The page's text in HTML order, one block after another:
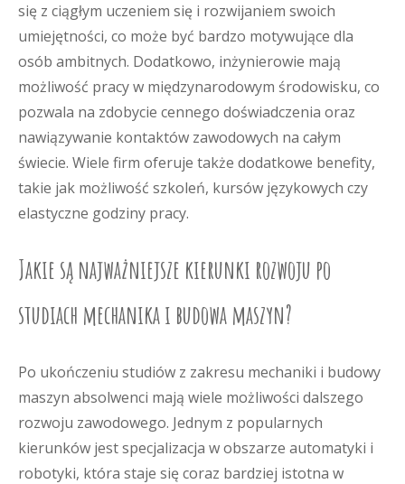
się z ciągłym uczeniem się i rozwijaniem swoich
umiejętności, co może być bardzo motywujące dla
osób ambitnych. Dodatkowo, inżynierowie mają
możliwość pracy w międzynarodowym środowisku, co
pozwala na zdobycie cennego doświadczenia oraz
nawiązywanie kontaktów zawodowych na całym
świecie. Wiele firm oferuje także dodatkowe benefity,
takie jak możliwość szkoleń, kursów językowych czy
elastyczne godziny pracy.
Jakie są najważniejsze kierunki rozwoju po
studiach mechanika i budowa maszyn?
Po ukończeniu studiów z zakresu mechaniki i budowy
maszyn absolwenci mają wiele możliwości dalszego
rozwoju zawodowego. Jednym z popularnych
kierunków jest specjalizacja w obszarze automatyki i
robotyki, która staje się coraz bardziej istotna w